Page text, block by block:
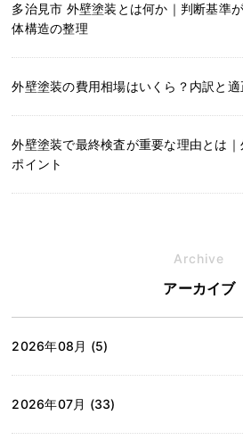
多治見市 外壁塗装とは何か｜判断基準
体構造の整理
外壁塗装の費用相場はいくら？内訳と
外壁塗装で最終検査が重要な理由とは
ポイント
Archive
アーカイブ
2026年08月 (5)
2026年07月 (33)